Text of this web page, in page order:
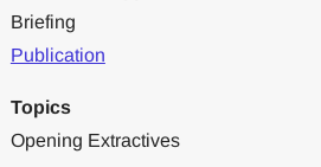
Briefing
Publication
Topics
Opening Extractives